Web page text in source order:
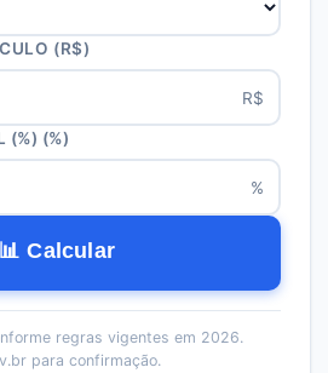
(R$)
R$
(%) (%)
%
📊 Calcular
regras vigentes em 2026.
para confirmação.